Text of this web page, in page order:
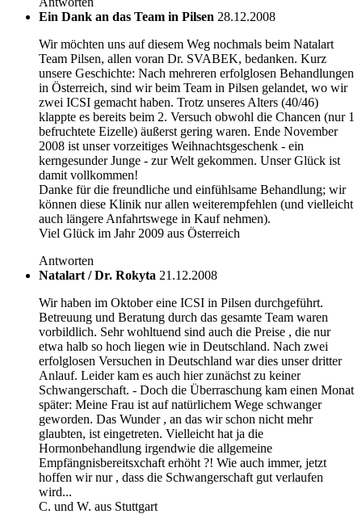
Ein Dank an das Team in Pilsen 28.12.2008
Wir möchten uns auf diesem Weg nochmals beim Natalart
Team Pilsen, allen voran Dr. SVABEK, bedanken. Kurz
unsere Geschichte: Nach mehreren erfolglosen Behandlungen
in Österreich, sind wir beim Team in Pilsen gelandet, wo wir
zwei ICSI gemacht haben. Trotz unseres Alters (40/46)
klappte es bereits beim 2. Versuch obwohl die Chancen (nur 1
befruchtete Eizelle) äußerst gering waren. Ende November
2008 ist unser vorzeitiges Weihnachtsgeschenk - ein
kerngesunder Junge - zur Welt gekommen. Unser Glück ist
damit vollkommen!
Danke für die freundliche und einfühlsame Behandlung; wir
können diese Klinik nur allen weiterempfehlen (und vielleicht
auch längere Anfahrtswege in Kauf nehmen).
Viel Glück im Jahr 2009 aus Österreich
Antworten
Natalart / Dr. Rokyta 21.12.2008
Wir haben im Oktober eine ICSI in Pilsen durchgeführt.
Betreuung und Beratung durch das gesamte Team waren
vorbildlich. Sehr wohltuend sind auch die Preise , die nur
etwa halb so hoch liegen wie in Deutschland. Nach zwei
erfolglosen Versuchen in Deutschland war dies unser dritter
Anlauf. Leider kam es auch hier zunächst zu keiner
Schwangerschaft. - Doch die Überraschung kam einen Monat
später: Meine Frau ist auf natürlichem Wege schwanger
geworden. Das Wunder , an das wir schon nicht mehr
glaubten, ist eingetreten. Vielleicht hat ja die
Hormonbehandlung irgendwie die allgemeine
Empfängnisbereitsxchaft erhöht ?! Wie auch immer, jetzt
hoffen wir nur , dass die Schwangerschaft gut verlaufen
wird...
C. und W. aus Stuttgart